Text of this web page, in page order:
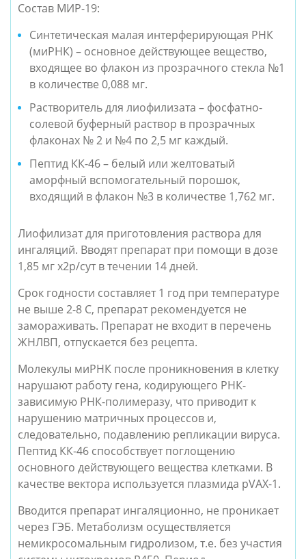
Состав МИР-19:
Синтетическая малая интерферирующая РНК
(миРНК) – основное действующее вещество,
входящее во флакон из прозрачного стекла №1
в количестве 0,088 мг.
Растворитель для лиофилизата – фосфатно-
солевой буферный раствор в прозрачных
флаконах № 2 и №4 по 2,5 мг каждый.
Пептид КК-46 – белый или желтоватый
аморфный вспомогательный порошок,
входящий в флакон №3 в количестве 1,762 мг.
Лиофилизат для приготовления раствора для
ингаляций. Вводят препарат при помощи в дозе
1,85 мг х2р/сут в течении 14 дней.
Срок годности составляет 1 год при температуре
не выше 2-8 С, препарат рекомендуется не
замораживать. Препарат не входит в перечень
ЖНЛВП, отпускается без рецепта.
Молекулы миРНК после проникновения в клетку
нарушают работу гена, кодирующего РНК-
зависимую РНК-полимеразу, что приводит к
нарушению матричных процессов и,
следовательно, подавлению репликации вируса.
Пептид КК-46 способствует поглощению
основного действующего вещества клетками. В
качестве вектора используется плазмида pVAX-1.
Вводится препарат ингаляционно, не проникает
через ГЭБ. Метаболизм осуществляется
немикросомальным гидролизом, т.е. без участия